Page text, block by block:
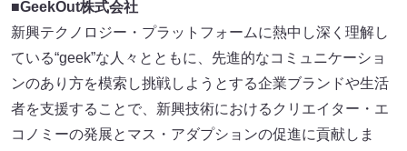
■GeekOut株式会社
新興テクノロジー・プラットフォームに熱中し深く理解し
ている“geek”な人々とともに、先進的なコミュニケーショ
ンのあり方を模索し挑戦しようとする企業ブランドや生活
者を支援することで、新興技術におけるクリエイター・エ
コノミーの発展とマス・アダプションの促進に貢献しま